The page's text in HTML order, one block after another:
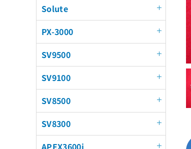
Solute
PX-3000
SV9500
SV9100
SV8500
SV8300
APEX3600i